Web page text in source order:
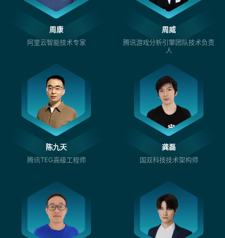
周康
阿里云智能技术专家
周威
腾讯游戏分析引擎团队技术负责
人
陈九天
腾讯TEG高级工程师
龚磊
国双科技技术架构师